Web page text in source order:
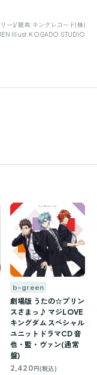
ー)/ 販売:キングレコード(株)
Illust.KOGADO STUDIO
b-green
劇場版 うたの☆プリン
スさまっ♪ マジLOVE
キングダム スペシャル
ユニットドラマCD 音
也・藍・ヴァン(通常
盤)
2,420 円(税込)